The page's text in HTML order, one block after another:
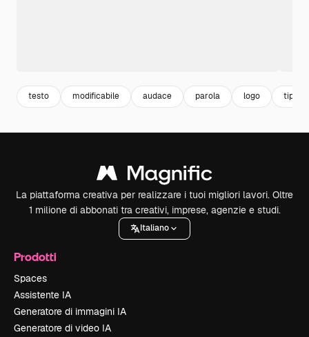
testo modificabile audace parola logo
La piattaforma creativa per realizzare i tuoi migliori lavori. Oltre
1 milione di abbonati tra creativi, imprese, agenzie e studi.
Italiano
Prodotti
Spaces
Assistente IA
Generatore di immagini IA
Generatore di video IA